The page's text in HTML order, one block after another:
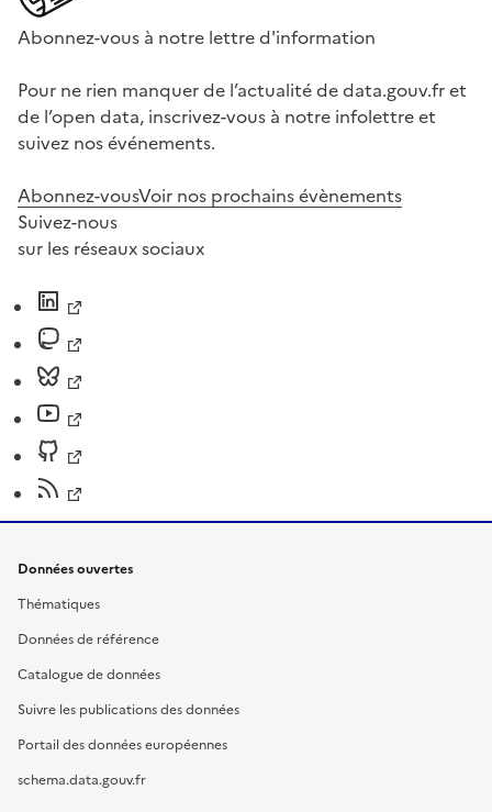
Abonnez-vous à notre lettre d'information
Pour ne rien manquer de l’actualité de data.gouv.fr et
de l’open data, inscrivez-vous à notre infolettre et
suivez nos événements.
Abonnez-vousVoir nos prochains évènements
Suivez-nous
sur les réseaux sociaux
Données ouvertes
Thématiques
Données de référence
Catalogue de données
Suivre les publications des données
Portail des données européennes
schema.data.gouv.fr